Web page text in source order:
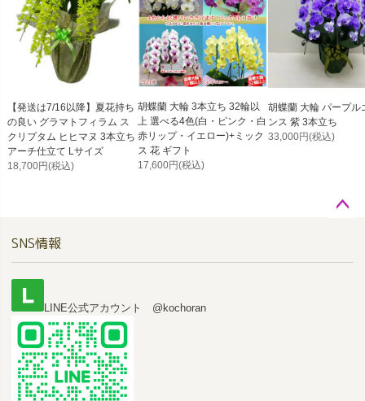
【発送は7/16以降】夏花持ち
の良い グラマトフィラム ス
クリプタム ヒヒマヌ 3本立ち
アーチ仕立て Lサイズ
18,700円(税込)
胡蝶蘭 大輪 3本立ち 32輪以
上 選べる4色(白・ピンク・白
赤リップ・イエロー)+ミック
ス 花 ギフト
17,600円(税込)
胡蝶蘭 大輪 パープル
ンス 紫 3本立ち
33,000円(税込)
ップ
SNS情報
LINE公式アカウント @kochoran